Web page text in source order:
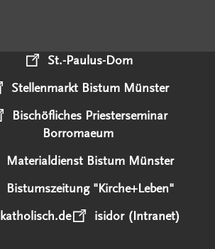
St.-Paulus-Dom
Stellenmarkt Bistum Münster
Bischöfliches Priesterseminar
Borromaeum
Materialdienst Bistum Münster
Bistumszeitung "Kirche+Leben"
katholisch.de
isidor (Intranet)